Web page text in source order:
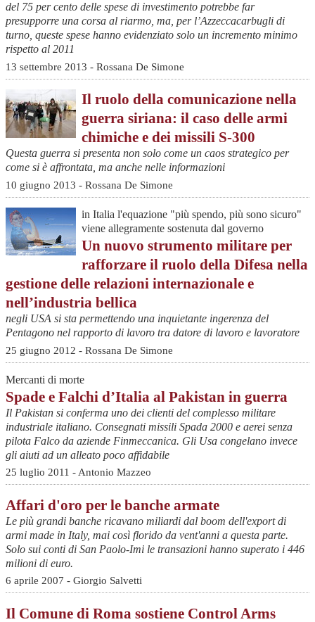
del 75 per cento delle spese di investimento potrebbe far
presupporre una corsa al riarmo, ma, per l’Azzeccacarbugli di
turno, queste spese hanno evidenziato solo un incremento minimo
rispetto al 2011
13 settembre 2013 - Rossana De Simone
Il ruolo della comunicazione nella
guerra siriana: il caso delle armi
chimiche e dei missili S-300
Questa guerra si presenta non solo come un caos strategico per
come si è affrontata, ma anche nelle informazioni
10 giugno 2013 - Rossana De Simone
in Italia l'equazione "più spendo, più sono sicuro"
viene allegramente sostenuta dal governo
Un nuovo strumento militare per
rafforzare il ruolo della Difesa nella
gestione delle relazioni internazionale e
nell’industria bellica
negli USA si sta permettendo una inquietante ingerenza del
Pentagono nel rapporto di lavoro tra datore di lavoro e lavoratore
25 giugno 2012 - Rossana De Simone
Mercanti di morte
Spade e Falchi d’Italia al Pakistan in guerra
Il Pakistan si conferma uno dei clienti del complesso militare
industriale italiano. Consegnati missili Spada 2000 e aerei senza
pilota Falco da aziende Finmeccanica. Gli Usa congelano invece
gli aiuti ad un alleato poco affidabile
25 luglio 2011 - Antonio Mazzeo
Affari d'oro per le banche armate
Le più grandi banche ricavano miliardi dal boom dell'export di
armi made in Italy, mai così florido da vent'anni a questa parte.
Solo sui conti di San Paolo-Imi le transazioni hanno superato i 446
milioni di euro.
6 aprile 2007 - Giorgio Salvetti
Il Comune di Roma sostiene Control Arms